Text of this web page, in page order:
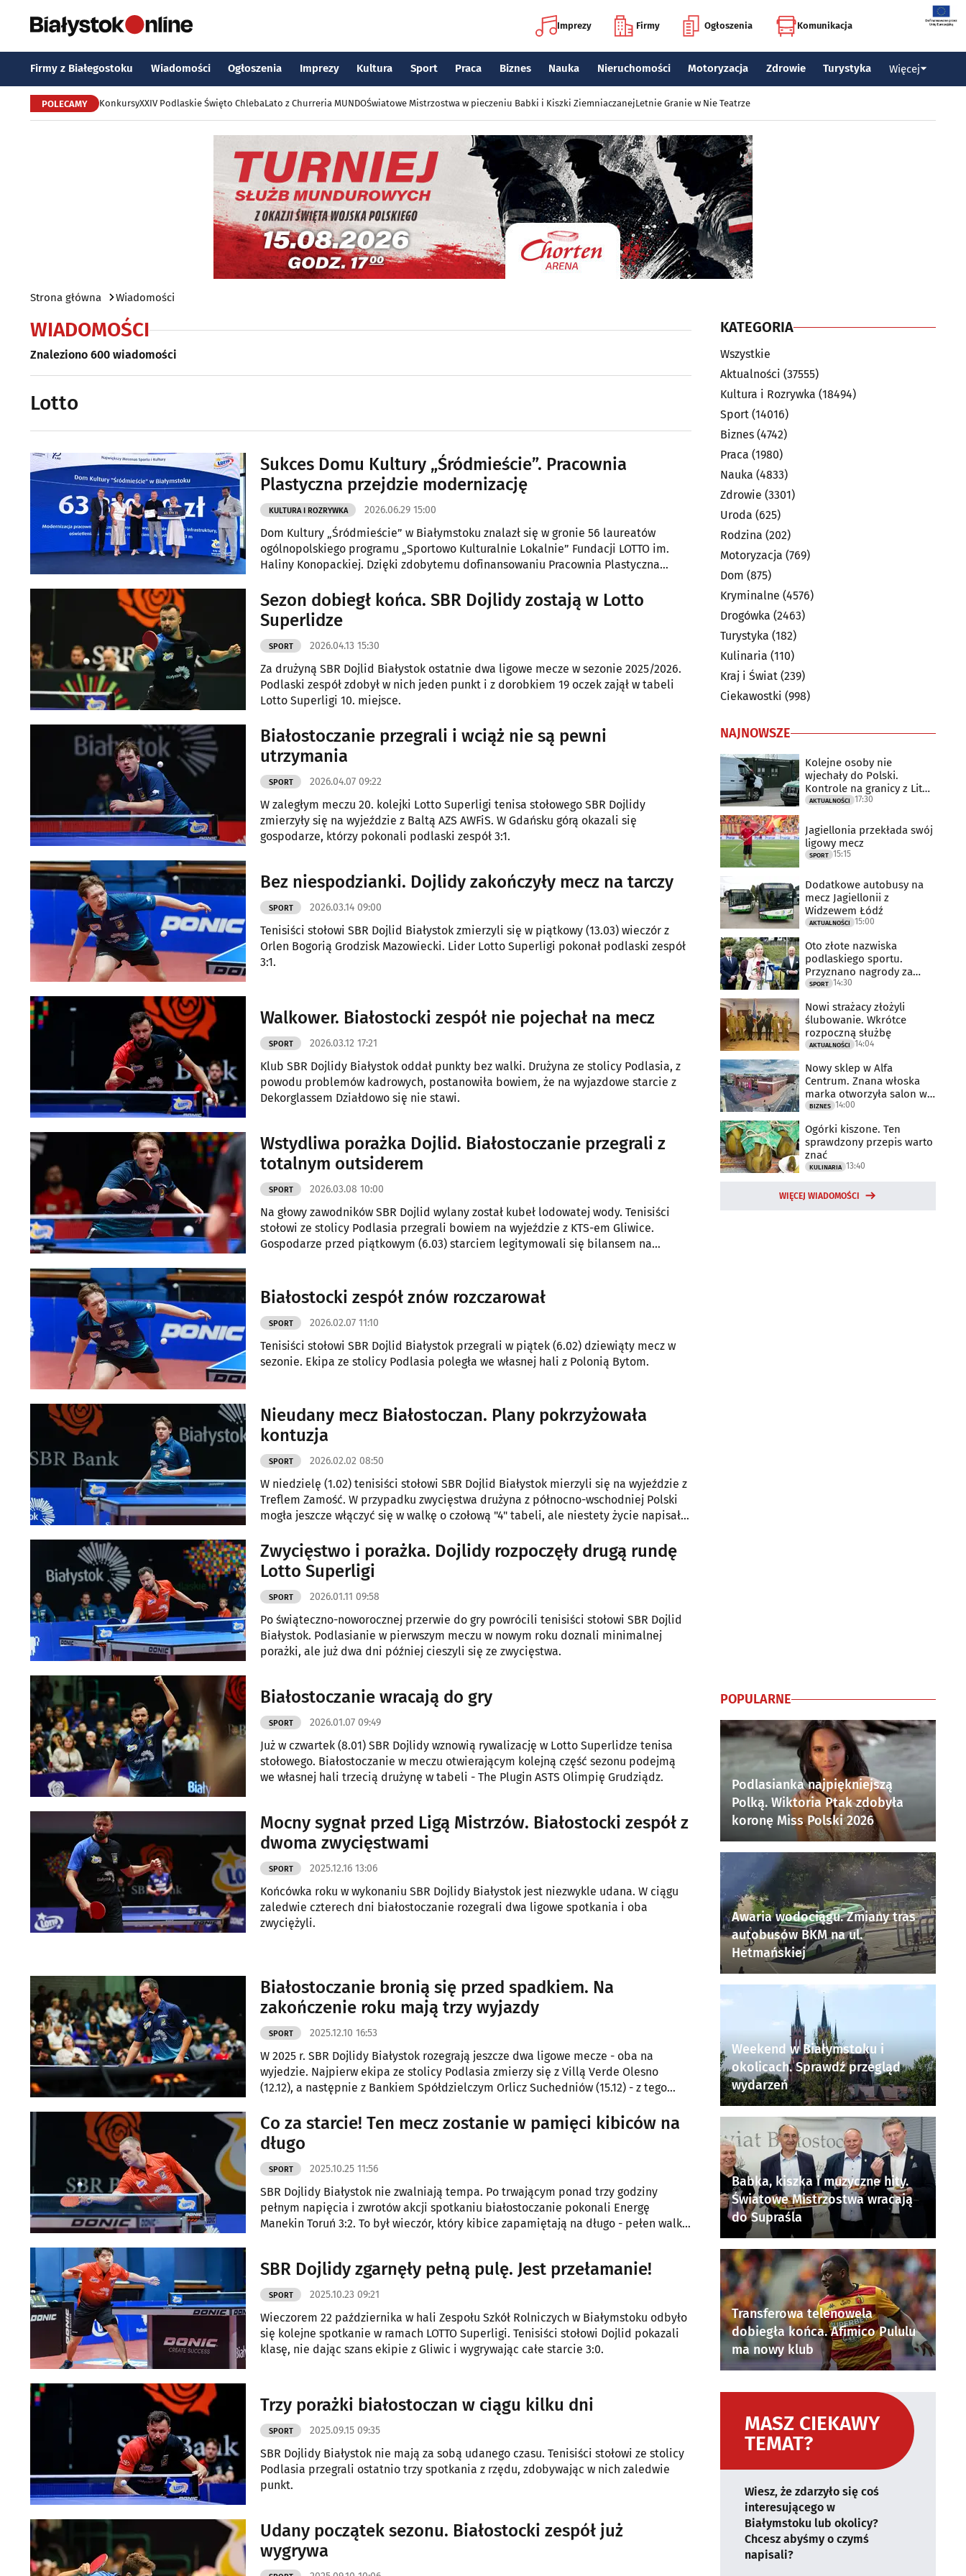
Imprezy Firmy Ogłoszenia Komunikacja
Firmy z Białegostoku Wiadomości Ogłoszenia Imprezy Kultura Sport Praca Biznes Nauka Nieruchomości Motoryzacja Zdrowie Turystyka Więcej
POLECAMY KonkursyXXIV Podlaskie Święto ChlebaLato z Churreria MUNDOŚwiatowe Mistrzostwa w pieczeniu Babki i Kiszki ZiemniaczanejLetnie Granie w Nie Teatrze
Strona główna Wiadomości
WIADOMOŚCI
Znaleziono 600 wiadomości
Lotto
Sukces Domu Kultury „Śródmieście”. Pracownia
Plastyczna przejdzie modernizację
KULTURA I ROZRYWKA 2026.06.29 15:00
Dom Kultury „Śródmieście” w Białymstoku znalazł się w gronie 56 laureatów
ogólnopolskiego programu „Sportowo Kulturalnie Lokalnie” Fundacji LOTTO im.
Haliny Konopackiej. Dzięki zdobytemu dofinansowaniu Pracownia Plastyczna
Sezon dobiegł końca. SBR Dojlidy zostają w Lotto
Superlidze
SPORT 2026.04.13 15:30
Za drużyną SBR Dojlid Białystok ostatnie dwa ligowe mecze w sezonie 2025/2026.
Podlaski zespół zdobył w nich jeden punkt i z dorobkiem 19 oczek zajął w tabeli
Lotto Superligi 10. miejsce.
Białostoczanie przegrali i wciąż nie są pewni
utrzymania
SPORT 2026.04.07 09:22
W zaległym meczu 20. kolejki Lotto Superligi tenisa stołowego SBR Dojlidy
zmierzyły się na wyjeździe z Baltą AZS AWFiS. W Gdańsku górą okazali się
gospodarze, którzy pokonali podlaski zespół 3:1.
Bez niespodzianki. Dojlidy zakończyły mecz na tarczy
SPORT 2026.03.14 09:00
Tenisiści stołowi SBR Dojlid Białystok zmierzyli się w piątkowy (13.03) wieczór z
Orlen Bogorią Grodzisk Mazowiecki. Lider Lotto Superligi pokonał podlaski zespół
3:1.
Walkower. Białostocki zespół nie pojechał na mecz
SPORT 2026.03.12 17:21
Klub SBR Dojlidy Białystok oddał punkty bez walki. Drużyna ze stolicy Podlasia, z
powodu problemów kadrowych, postanowiła bowiem, że na wyjazdowe starcie z
Dekorglassem Działdowo się nie stawi.
Wstydliwa porażka Dojlid. Białostoczanie przegrali z
totalnym outsiderem
SPORT 2026.03.08 10:00
Na głowy zawodników SBR Dojlid wylany został kubeł lodowatej wody. Tenisiści
stołowi ze stolicy Podlasia przegrali bowiem na wyjeździe z KTS-em Gliwice.
Gospodarze przed piątkowym (6.03) starciem legitymowali się bilansem na
Białostocki zespół znów rozczarował
SPORT 2026.02.07 11:10
Tenisiści stołowi SBR Dojlid Białystok przegrali w piątek (6.02) dziewiąty mecz w
sezonie. Ekipa ze stolicy Podlasia poległa we własnej hali z Polonią Bytom.
Nieudany mecz Białostoczan. Plany pokrzyżowała
kontuzja
SPORT 2026.02.02 08:50
W niedzielę (1.02) tenisiści stołowi SBR Dojlid Białystok mierzyli się na wyjeździe z
Treflem Zamość. W przypadku zwycięstwa drużyna z północno-wschodniej Polski
mogła jeszcze włączyć się w walkę o czołową "4" tabeli, ale niestety życie napisało
Zwycięstwo i porażka. Dojlidy rozpoczęły drugą rundę
Lotto Superligi
SPORT 2026.01.11 09:58
Po świąteczno-noworocznej przerwie do gry powrócili tenisiści stołowi SBR Dojlid
Białystok. Podlasianie w pierwszym meczu w nowym roku doznali minimalnej
porażki, ale już dwa dni później cieszyli się ze zwycięstwa.
Białostoczanie wracają do gry
SPORT 2026.01.07 09:49
Już w czwartek (8.01) SBR Dojlidy wznowią rywalizację w Lotto Superlidze tenisa
stołowego. Białostoczanie w meczu otwierającym kolejną część sezonu podejmą
we własnej hali trzecią drużynę w tabeli - The Plugin ASTS Olimpię Grudziądz.
Mocny sygnał przed Ligą Mistrzów. Białostocki zespół z
dwoma zwycięstwami
SPORT 2025.12.16 13:06
Końcówka roku w wykonaniu SBR Dojlidy Białystok jest niezwykle udana. W ciągu
zaledwie czterech dni białostoczanie rozegrali dwa ligowe spotkania i oba
zwyciężyli.
Białostoczanie bronią się przed spadkiem. Na
zakończenie roku mają trzy wyjazdy
SPORT 2025.12.10 16:53
W 2025 r. SBR Dojlidy Białystok rozegrają jeszcze dwa ligowe mecze - oba na
wyjedzie. Najpierw ekipa ze stolicy Podlasia zmierzy się z Villą Verde Olesno
(12.12), a następnie z Bankiem Spółdzielczym Orlicz Suchedniów (15.12) - z tego
jeszcze wypad do Niemiec na rewanż w Lidze Mistrzów.
Co za starcie! Ten mecz zostanie w pamięci kibiców na
długo
SPORT 2025.10.25 11:56
SBR Dojlidy Białystok nie zwalniają tempa. Po trwającym ponad trzy godziny
pełnym napięcia i zwrotów akcji spotkaniu białostoczanie pokonali Energę
Manekin Toruń 3:2. To był wieczór, który kibice zapamiętają na długo - pełen walki,
SBR Dojlidy zgarnęły pełną pulę. Jest przełamanie!
SPORT 2025.10.23 09:21
Wieczorem 22 października w hali Zespołu Szkół Rolniczych w Białymstoku odbyło
się kolejne spotkanie w ramach LOTTO Superligi. Tenisiści stołowi Dojlid pokazali
klasę, nie dając szans ekipie z Gliwic i wygrywając całe starcie 3:0.
Trzy porażki białostoczan w ciągu kilku dni
SPORT 2025.09.15 09:35
SBR Dojlidy Białystok nie mają za sobą udanego czasu. Tenisiści stołowi ze stolicy
Podlasia przegrali ostatnio trzy spotkania z rzędu, zdobywając w nich zaledwie
punkt.
Udany początek sezonu. Białostocki zespół już
wygrywa
KATEGORIA
Wszystkie
Aktualności (37555)
Kultura i Rozrywka (18494)
Sport (14016)
Biznes (4742)
Praca (1980)
Nauka (4833)
Zdrowie (3301)
Uroda (625)
Rodzina (202)
Motoryzacja (769)
Dom (875)
Kryminalne (4576)
Drogówka (2463)
Turystyka (182)
Kulinaria (110)
Kraj i Świat (239)
Ciekawostki (998)
NAJNOWSZE
Kolejne osoby nie
wjechały do Polski.
Kontrole na granicy z Litwą
trwają
AKTUALNOŚCI 17:30
Jagiellonia przekłada swój
ligowy mecz
SPORT 15:15
Dodatkowe autobusy na
mecz Jagiellonii z
Widzewem Łódź
AKTUALNOŚCI 15:00
Oto złote nazwiska
podlaskiego sportu.
Przyznano nagrody za
2025 rok
SPORT 14:30
Nowi strażacy złożyli
ślubowanie. Wkrótce
rozpoczną służbę
AKTUALNOŚCI 14:04
Nowy sklep w Alfa
Centrum. Znana włoska
marka otworzyła salon w
Białymstoku
BIZNES 14:00
Ogórki kiszone. Ten
sprawdzony przepis warto
znać
KULINARIA 13:40
WIĘCEJ WIADOMOŚCI
POPULARNE
Podlasianka najpiękniejszą
Polką. Wiktoria Ptak zdobyła
koronę Miss Polski 2026
Awaria wodociągu. Zmiany tras
autobusów BKM na ul.
Hetmańskiej
Weekend w Białymstoku i
okolicach. Sprawdź przegląd
wydarzeń
Babka, kiszka i muzyczne hity.
Światowe Mistrzostwa wracają
do Supraśla
Transferowa telenowela
dobiegła końca. Afimico Pululu
ma nowy klub
MASZ CIEKAWY
TEMAT?
Wiesz, że zdarzyło się coś
interesującego w
Białymstoku lub okolicy?
Chcesz abyśmy o czymś
napisali?